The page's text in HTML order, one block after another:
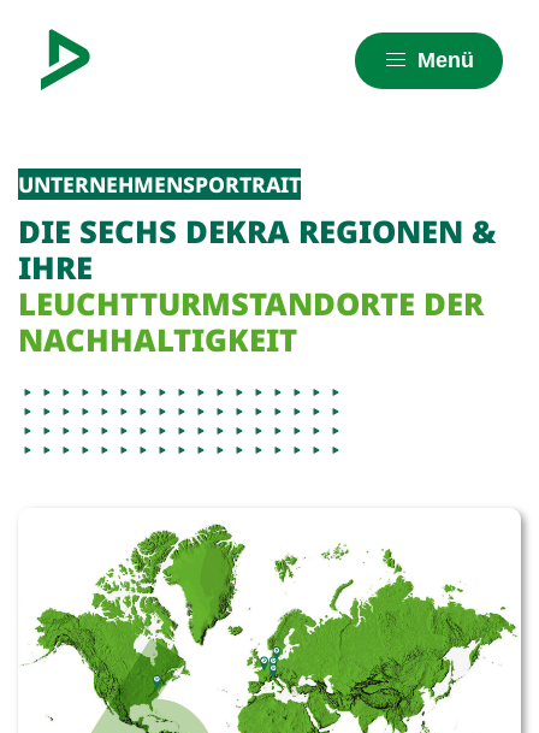
Menü
UNTERNEHMENSPORTRAIT
DIE SECHS DEKRA REGIONEN &
IHRE
LEUCHTTURMSTANDORTE DER
NACHHALTIGKEIT